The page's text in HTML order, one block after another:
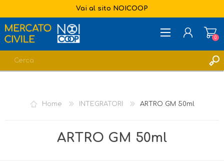
Vai al sito NOICOOP
LISTA DEI DESIDERI
0
Home INTEGRATORI ARTRO GM 50ml
ARTRO GM 50ml